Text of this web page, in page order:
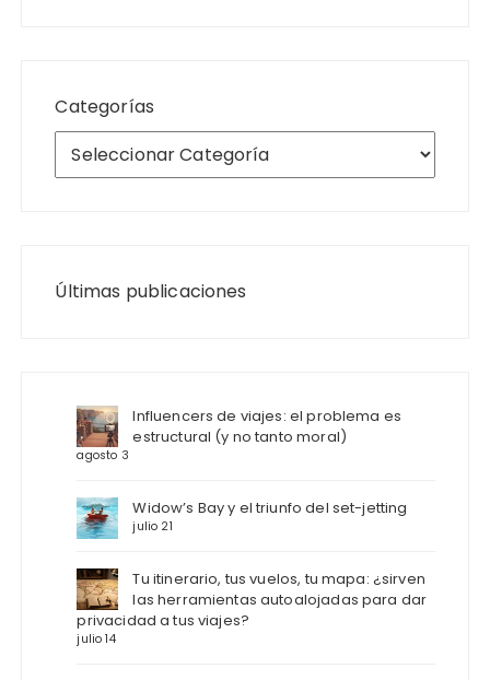
Categorías
Últimas publicaciones
Influencers de viajes: el problema es
estructural (y no tanto moral)
agosto 3
Widow’s Bay y el triunfo del set-jetting
julio 21
Tu itinerario, tus vuelos, tu mapa: ¿sirven
las herramientas autoalojadas para dar
privacidad a tus viajes?
julio 14